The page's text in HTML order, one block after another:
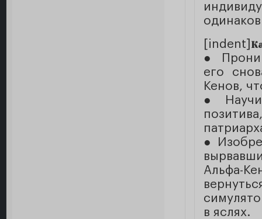
[indent]
●
его
Кенов,
●
●
Альфа-
в яслях.